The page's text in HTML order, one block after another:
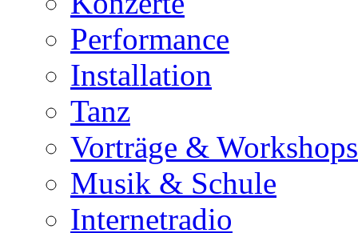
Performance
Installation
Tanz
Vorträge & Workshops
Musik & Schule
Internetradio